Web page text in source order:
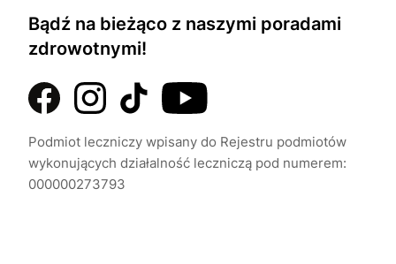
Bądź na bieżąco z naszymi poradami
zdrowotnymi!
Podmiot leczniczy wpisany do Rejestru podmiotów
wykonujących działalność leczniczą pod numerem:
000000273793